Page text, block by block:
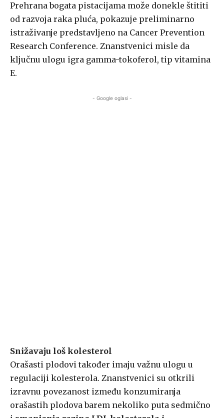
Prehrana bogata pistacijama može donekle štititi
od razvoja raka pluća, pokazuje preliminarno
istraživanje predstavljeno na Cancer Prevention
Research Conference. Znanstvenici misle da
ključnu ulogu igra gamma-tokoferol, tip vitamina
E.
- Google oglasi -
Snižavaju loš kolesterol
Orašasti plodovi također imaju važnu ulogu u
regulaciji kolesterola. Znanstvenici su otkrili
izravnu povezanost između konzumiranja
orašastih plodova barem nekoliko puta sedmično